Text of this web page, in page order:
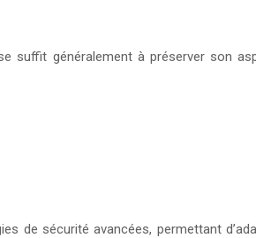
suffit généralement à préserver son
de sécurité avancées, permettant